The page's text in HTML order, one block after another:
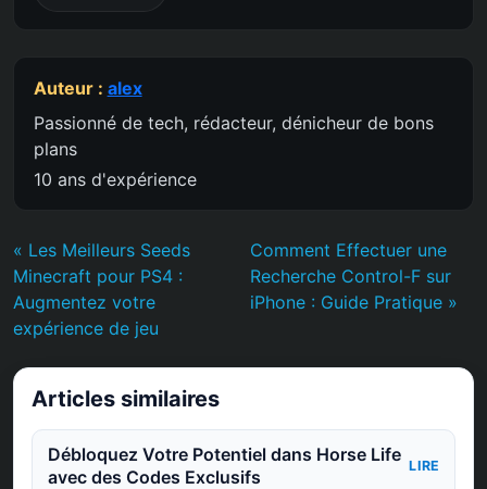
Auteur : alex
Passionné de tech, rédacteur, dénicheur de bons
plans
10 ans d'expérience
« Les Meilleurs Seeds
Minecraft pour PS4 :
Augmentez votre
expérience de jeu
Comment Effectuer une
Recherche Control-F sur
iPhone : Guide Pratique »
Articles similaires
Débloquez Votre Potentiel dans Horse Life
avec des Codes Exclusifs
LIRE